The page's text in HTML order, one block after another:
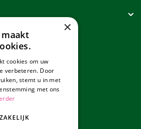
×
cookies om uw
verbeteren. Door
stemt u in met
met ons